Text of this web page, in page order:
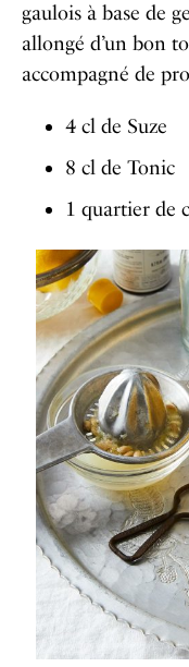
gaulois à base de
allongé d’un bon
accompagné de
4 cl de Suze
8 cl de Tonic
1 quartier de